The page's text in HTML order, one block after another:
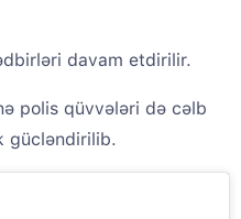
davam etdirilir.
polis qüvvələri də cəlb
gücləndirilib.